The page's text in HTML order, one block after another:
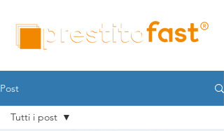
Post
Tutti i post